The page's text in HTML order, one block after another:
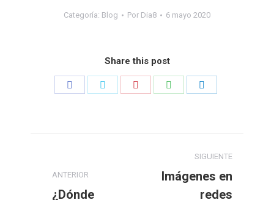
Categoría: Blog Por Dia8 6 mayo 2020
Share this post
entre
ANTERIOR
¿Dónde
SIGUIENTE
Imágenes en
redes